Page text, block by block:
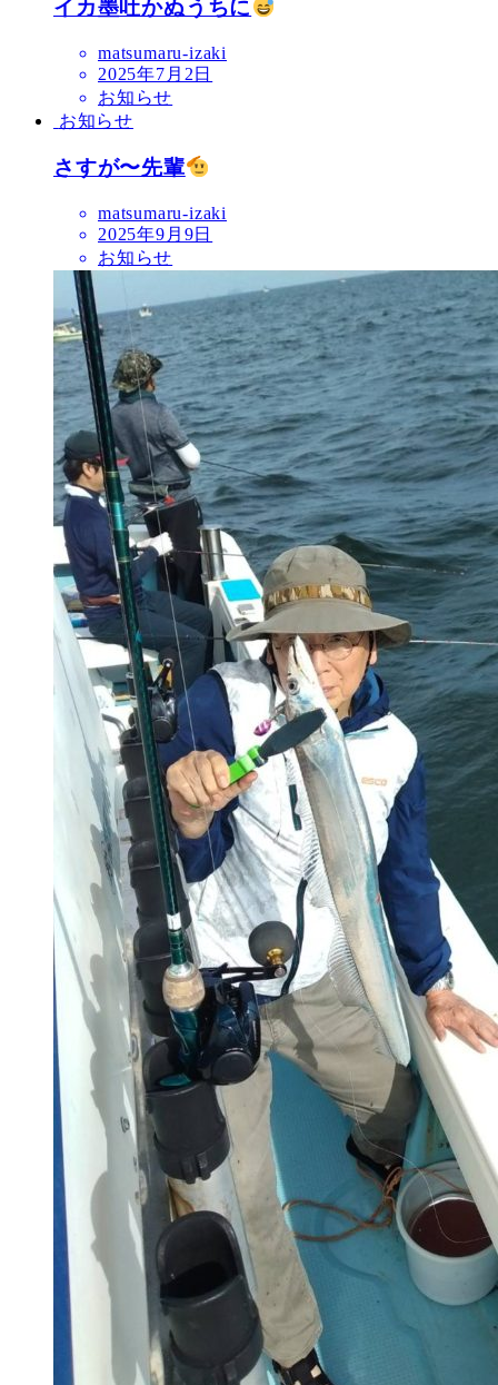
イカ墨吐かぬうちに
matsumaru-izaki
2025年7月2日
お知らせ
お知らせ
さすが〜先輩
matsumaru-izaki
2025年9月9日
お知らせ